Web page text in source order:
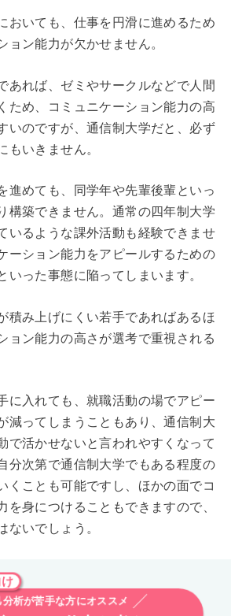
おいても、仕事を円滑に進めるため
ョン能力が欠かせません。
あれば、ゼミやサークルなどで人間
ため、コミュニケーション能力の高
いのですが、通信制大学だと、必ず
もいきません。
進めても、同学年や先輩後輩といっ
構築できません。通常の四年制大学
いるような課外活動も経験できませ
ーション能力をアピールするための
いった事態に陥ってしまいます。
積み上げにくい若手であればあるほ
ョン能力の高さが選考で重視される
に入れても、就職活動の場でアピー
減ってしまうこともあり、通信制大
で活かせないと言われやすくなって
分次第で通信制大学でもある程度の
くことも可能ですし、ほかの面でコ
を身につけることもできますので、
ないでしょう。
分析が苦手な方にオススメ